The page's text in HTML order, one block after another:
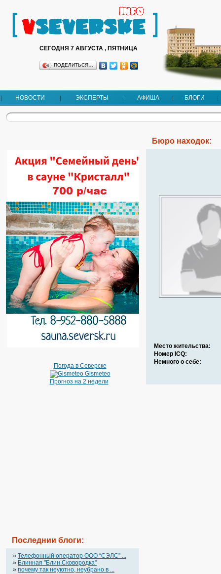
СЕГОДНЯ 7 АВГУСТА , ПЯТНИЦА
ПОДЕЛИТЬСЯ…
НОВОСТИ ЭКСПЕРТЫ АФИША БЛОГИ
Погода в Северске
Gismeteo
Прогноз на 2 недели
Последнии блоги:
» Телефонный оператор OOO “СЭЛС” ...
» Блинная "Блин.Сковородка"
» почему так неуютно, неубрано в ...
Бюро находок:
Место жительства:
Номер ICQ:
Немного о себе: